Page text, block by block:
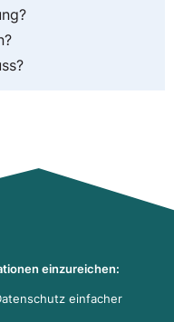
einzureichen:
einfacher